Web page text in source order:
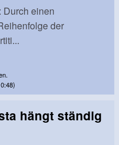
Durch einen
der
hängt ständig